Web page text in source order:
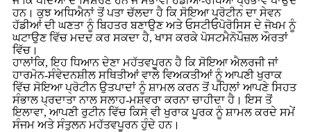
ਹਨ। ਕੁਝ ਅਧਿਐਨਾਂ ਤੋਂ ਪਤਾ ਚੱਲਦਾ ਹੈ ਕਿ ਸੋਇਆ ਪ੍ਰੋਟੀਨ ਦਾ ਸੇਵਨ
ਹੱਡੀਆਂ ਦੀ ਘਣਤਾ ਨੂੰ ਬਿਹਤਰ ਬਣਾਉਣ ਅਤੇ ਓਸਟੀਓਪੋਰੋਸਿਸ ਦੇ ਜੋਖਮ ਨੂੰ
ਘਟਾਉਣ ਵਿੱਚ ਮਦਦ ਕਰ ਸਕਦਾ ਹੈ, ਖਾਸ ਕਰਕੇ ਪੋਸਟਮੈਨੋਪੌਜ਼ਲ ਔਰਤਾਂ
ਵਿੱਚ।
ਹਾਲਾਂਕਿ, ਇਹ ਧਿਆਨ ਦੇਣਾ ਮਹੱਤਵਪੂਰਨ ਹੈ ਕਿ ਸੋਇਆ ਐਲਰਜੀ ਜਾਂ
ਹਾਰਮੋਨ-ਸੰਵੇਦਨਸ਼ੀਲ ਸਥਿਤੀਆਂ ਵਾਲੇ ਵਿਅਕਤੀਆਂ ਨੂੰ ਆਪਣੀ ਖੁਰਾਕ
ਵਿੱਚ ਸੋਇਆ ਪ੍ਰੋਟੀਨ ਉਤਪਾਦਾਂ ਨੂੰ ਸ਼ਾਮਲ ਕਰਨ ਤੋਂ ਪਹਿਲਾਂ ਆਪਣੇ ਸਿਹਤ
ਸੰਭਾਲ ਪ੍ਰਦਾਤਾ ਨਾਲ ਸਲਾਹ-ਮਸ਼ਵਰਾ ਕਰਨਾ ਚਾਹੀਦਾ ਹੈ। ਇਸ ਤੋਂ
ਇਲਾਵਾ, ਆਪਣੀ ਰੁਟੀਨ ਵਿੱਚ ਕਿਸੇ ਵੀ ਖੁਰਾਕ ਪੂਰਕ ਨੂੰ ਸ਼ਾਮਲ ਕਰਦੇ ਸਮੇਂ
ਸੰਜਮ ਅਤੇ ਸੰਤੁਲਨ ਮਹੱਤਵਪੂਰਨ ਹੁੰਦੇ ਹਨ।